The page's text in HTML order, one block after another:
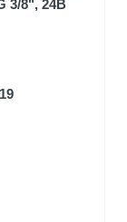
3/8", 24В